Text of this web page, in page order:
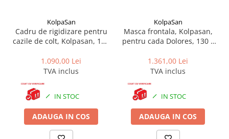
Paravan de dus
Rigole si canale de scurgere dus
Usi batante
Usi pliabile
Pereti ficsi
Sisteme de dus
Coloane de dus
KolpaSan
Cadru de rigidizare pentru
cazile de colt, Kolpasan, 120
1.090,00 Lei
TVA inclus
IN STOC
ADAUGA IN COS
KolpaSan
Masca frontala, Kolpasan,
pentru cada Dolores, 130 x
1.361,00 Lei
TVA inclus
IN STOC
ADAUGA IN COS